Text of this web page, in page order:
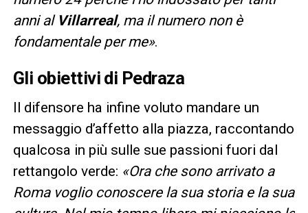
anni al Villarreal, ma il numero non è
fondamentale per me».
Gli obiettivi di Pedraza
Il difensore ha infine voluto mandare un
messaggio d’affetto alla piazza, raccontando
qualcosa in più sulle sue passioni fuori dal
rettangolo verde: «Ora che sono arrivato a
Roma voglio conoscere la sua storia e la sua